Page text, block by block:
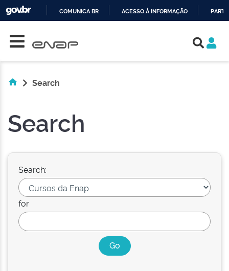
COMUNICA BR ACESSO À INFORMAÇÃO
Search
Search
Search:
for